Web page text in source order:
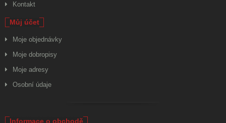
Kontakt
Můj účet
Moje objednávky
Moje dobropisy
Moje adresy
Osobní údaje
Informace o obchodě